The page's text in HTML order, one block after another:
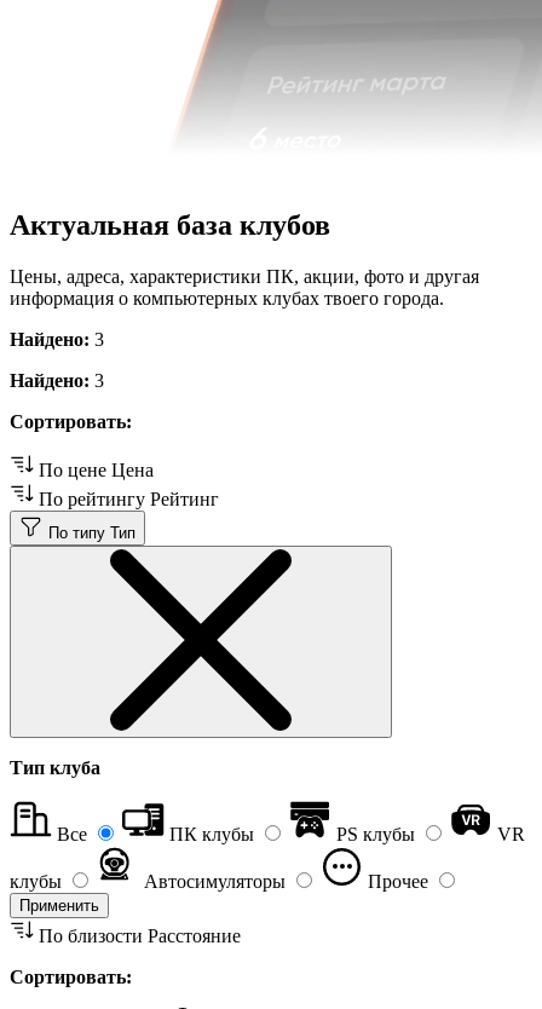
Актуальная база клубов
Цены, адреса, характеристики ПК, акции, фото и другая
информация о компьютерных клубах твоего города.
Найдено: 3
Найдено: 3
Сортировать:
По цене Цена
По рейтингу Рейтинг
По типу Тип
Тип клуба
Все ПК клубы PS клубы VR
клубы Автосимуляторы Прочее
Применить
По близости Расстояние
Сортировать: